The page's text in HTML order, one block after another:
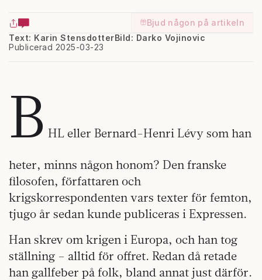
Bjud någon på artikeln
Text: Karin Stensdotter
Publicerad 2025-03-23
Bild: Darko Vojinovic
B HL eller Bernard-Henri Lévy som han
heter, minns någon honom? Den franske
filosofen, författaren och
krigskorrespondenten vars texter för femton,
tjugo år sedan kunde publiceras i Expressen.
Han skrev om krigen i Europa, och han tog
ställning – alltid för offret. Redan då retade
han gallfeber på folk, bland annat just därför.